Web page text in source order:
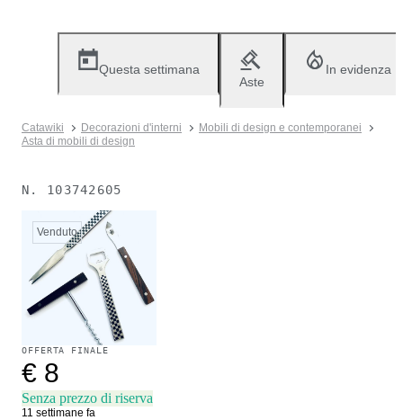
Questa settimana
Aste
In evidenza
Catawiki Decorazioni d'interni
Mobili di design e contemporanei
Asta di mobili di design
N. 103742605
Venduto
OFFERTA FINALE
€ 8
Senza prezzo di riserva
11 settimane fa